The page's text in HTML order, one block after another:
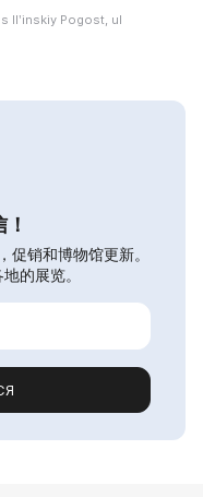
Ilʹinskiy Pogost, ul
促销和博物馆更新。
的展览。